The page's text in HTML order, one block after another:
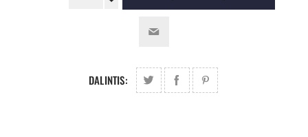
DALINTIS: